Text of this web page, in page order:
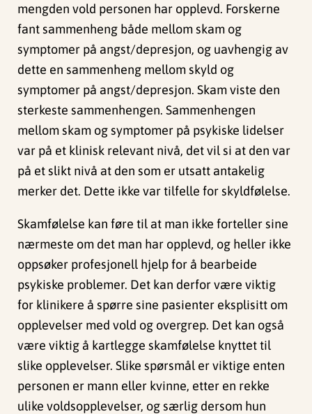
mengden vold personen har opplevd. Forskerne
fant sammenheng både mellom skam og
symptomer på angst/depresjon, og uavhengig av
dette en sammenheng mellom skyld og
symptomer på angst/depresjon. Skam viste den
sterkeste sammenhengen. Sammenhengen
mellom skam og symptomer på psykiske lidelser
var på et klinisk relevant nivå, det vil si at den var
på et slikt nivå at den som er utsatt antakelig
merker det. Dette ikke var tilfelle for skyldfølelse.
Skamfølelse kan føre til at man ikke forteller sine
nærmeste om det man har opplevd, og heller ikke
oppsøker profesjonell hjelp for å bearbeide
psykiske problemer. Det kan derfor være viktig
for klinikere å spørre sine pasienter eksplisitt om
opplevelser med vold og overgrep. Det kan også
være viktig å kartlegge skamfølelse knyttet til
slike opplevelser. Slike spørsmål er viktige enten
personen er mann eller kvinne, etter en rekke
ulike voldsopplevelser, og særlig dersom hun